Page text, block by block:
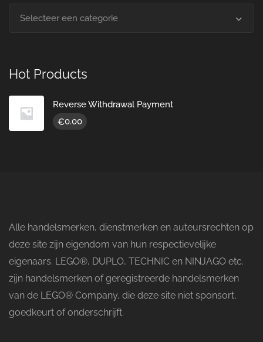
Selecteer een categorie
Hot Products
Reverse Withdrawal Payment
€0.00
Alle handelsmerken, dienstmerken en auteursrechten op
deze site zijn eigendom van hun respectievelijke
eigenaars. LEGO®, DUPLO, TECHNIC en NINJAGO etc.
zijn handelsmerken of geregistreerde handelsmerken
van de LEGO® Company, die deze site niet sponsort,
goedkeurt of onderschrijft.